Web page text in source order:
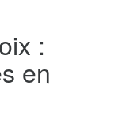
:
en